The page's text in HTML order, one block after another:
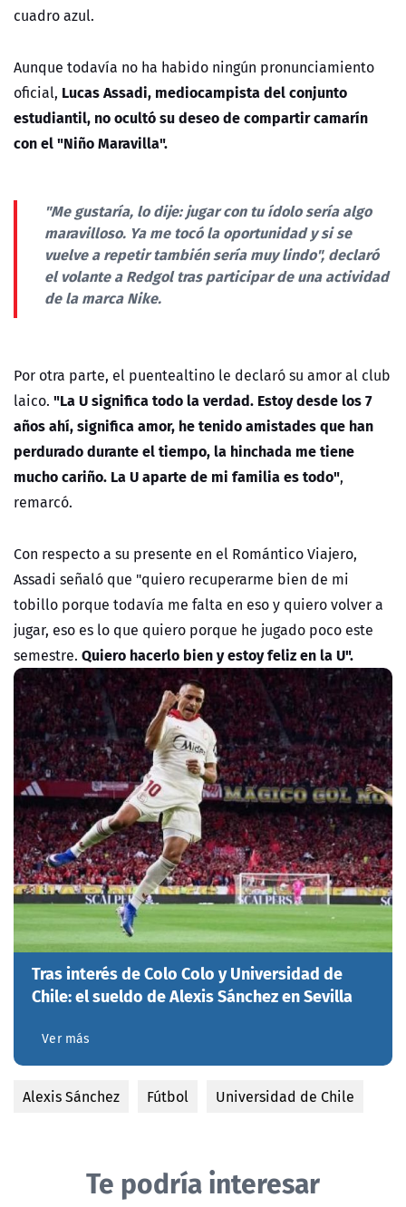
cuadro azul.
Aunque todavía no ha habido ningún pronunciamiento
oficial, Lucas Assadi, mediocampista del conjunto
estudiantil, no ocultó su deseo de compartir camarín
con el "Niño Maravilla".
"Me gustaría, lo dije: jugar con tu ídolo sería algo
maravilloso. Ya me tocó la oportunidad y si se
vuelve a repetir también sería muy lindo", declaró
el volante a Redgol tras participar de una actividad
de la marca Nike.
Por otra parte, el puentealtino le declaró su amor al club
laico. "La U significa todo la verdad. Estoy desde los 7
años ahí, significa amor, he tenido amistades que han
perdurado durante el tiempo, la hinchada me tiene
mucho cariño. La U aparte de mi familia es todo",
remarcó.
Con respecto a su presente en el Romántico Viajero,
Assadi señaló que "quiero recuperarme bien de mi
tobillo porque todavía me falta en eso y quiero volver a
jugar, eso es lo que quiero porque he jugado poco este
semestre. Quiero hacerlo bien y estoy feliz en la U".
Tras interés de Colo Colo y Universidad de
Chile: el sueldo de Alexis Sánchez en Sevilla
Ver más
Alexis Sánchez Fútbol Universidad de Chile
Te podría interesar